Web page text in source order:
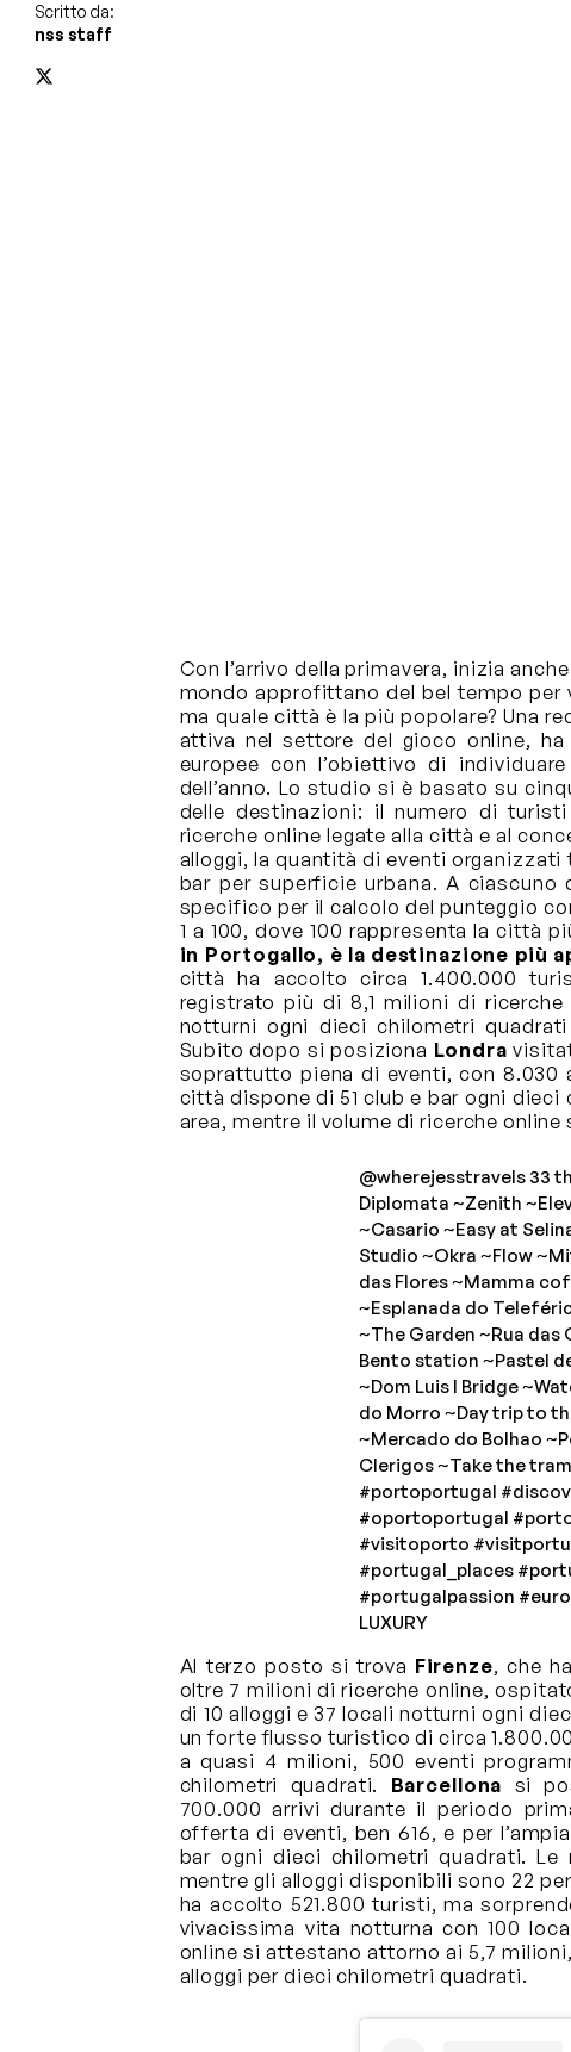
Scritto da:
nss staff
Con l’arrivo della primavera, inizia anche
mondo approfittano del bel tempo per
ma quale città è la più popolare? Una
attiva nel settore del gioco online,
europee con l’obiettivo di
dell’anno. Lo studio si è basato su
delle destinazioni: il numero di
ricerche online legate alla città e al
alloggi, la quantità di eventi
bar per superficie urbana. A
specifico per il calcolo del punteggio
1 a 100, dove 100 rappresenta la città
in Portogallo, è la destinazione più
città ha accolto circa 1.400.000
registrato più di 8,1 milioni di
notturni ogni dieci chilometri
Subito dopo si posiziona Londra
soprattutto piena di eventi, con 8.030
città dispone di 51 club e bar ogni
area, mentre il volume di ricerche
@wherejesstravels33
Diplomata ~Zenith
~Casario ~Easy at
Studio ~Okra ~Flow
das Flores ~Mamma
~Esplanada do
~The Garden ~Rua das
Bento station ~Pastel
~Dom Luis I Bridge
do Morro ~Day trip to
~Mercado do Bolhao
Clerigos ~Take the
#portoportugal
#oportoportugal
#visitoporto
#portugal_places
#portugalpassion
LUXURY
Al terzo posto si trova Firenze, che
oltre 7 milioni di ricerche online,
di 10 alloggi e 37 locali notturni ogni
un forte flusso turistico di circa
a quasi 4 milioni, 500 eventi
chilometri quadrati. Barcellona si
700.000 arrivi durante il periodo
offerta di eventi, ben 616, e per
bar ogni dieci chilometri quadrati.
mentre gli alloggi disponibili sono 22
ha accolto 521.800 turisti, ma
vivacissima vita notturna con 100
online si attestano attorno ai 5,7
alloggi per dieci chilometri quadrati.